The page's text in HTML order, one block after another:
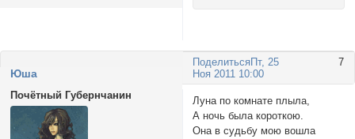
Поделиться 7
Пт, 25
Ноя 2011 10:00
Юша
Почётный Губернчанин
Луна по комнате плыла,
А ночь была короткою.
Она в судьбу мою вошла